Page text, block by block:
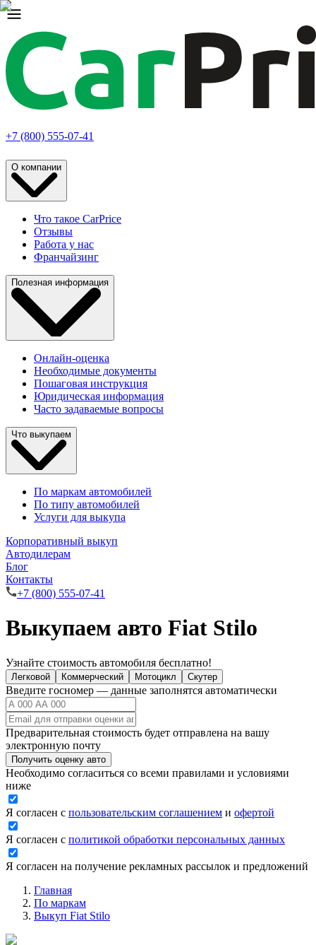
+7 (800) 555-07-41
О компании
Что такое CarPrice
Отзывы
Работа у нас
Франчайзинг
Полезная информация
Онлайн-оценка
Необходимые документы
Пошаговая инструкция
Юридическая информация
Часто задаваемые вопросы
Что выкупаем
По маркам автомобилей
По типу автомобилей
Услуги для выкупа
Корпоративный выкуп
Автодилерам
Блог
Контакты
+7 (800) 555-07-41
Выкупаем авто Fiat Stilo
Узнайте стоимость автомобиля бесплатно!
Легковой Коммерческий Мотоцикл Скутер
Введите госномер — данные заполнятся автоматически
Предварительная стоимость будет отправлена на вашу
электронную почту
Получить оценку авто
Необходимо согласиться со всеми правилами и условиями
ниже
Я согласен с пользовательским соглашением и офертой
Я согласен с политикой обработки персональных данных
Я согласен на получение рекламных рассылок и предложений
Главная
По маркам
Выкуп Fiat Stilo